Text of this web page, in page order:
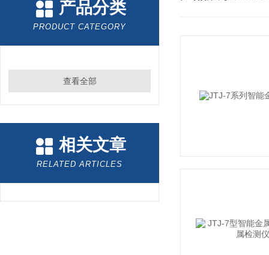
产品分类
PRODUCT CATEGORY
查看全部
相关文章
RELATED ARTICLES